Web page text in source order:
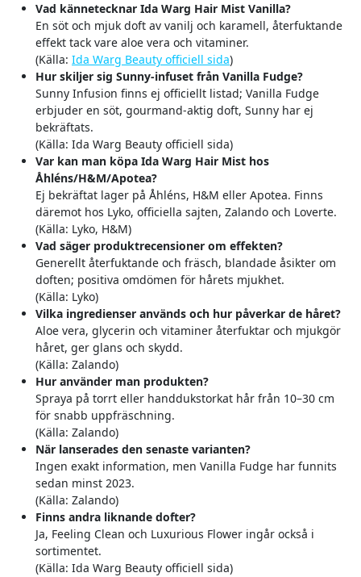
Vad kännetecknar Ida Warg Hair Mist Vanilla?
En söt och mjuk doft av vanilj och karamell, återfuktande
effekt tack vare aloe vera och vitaminer.
(Källa: Ida Warg Beauty officiell sida)
Hur skiljer sig Sunny-infuset från Vanilla Fudge?
Sunny Infusion finns ej officiellt listad; Vanilla Fudge
erbjuder en söt, gourmand-aktig doft, Sunny har ej
bekräftats.
(Källa: Ida Warg Beauty officiell sida)
Var kan man köpa Ida Warg Hair Mist hos
Åhléns/H&M/Apotea?
Ej bekräftat lager på Åhléns, H&M eller Apotea. Finns
däremot hos Lyko, officiella sajten, Zalando och Loverte.
(Källa: Lyko, H&M)
Vad säger produktrecensioner om effekten?
Generellt återfuktande och fräsch, blandade åsikter om
doften; positiva omdömen för hårets mjukhet.
(Källa: Lyko)
Vilka ingredienser används och hur påverkar de håret?
Aloe vera, glycerin och vitaminer återfuktar och mjukgör
håret, ger glans och skydd.
(Källa: Zalando)
Hur använder man produkten?
Spraya på torrt eller handdukstorkat hår från 10–30 cm
för snabb uppfräschning.
(Källa: Zalando)
När lanserades den senaste varianten?
Ingen exakt information, men Vanilla Fudge har funnits
sedan minst 2023.
(Källa: Zalando)
Finns andra liknande dofter?
Ja, Feeling Clean och Luxurious Flower ingår också i
sortimentet.
(Källa: Ida Warg Beauty officiell sida)